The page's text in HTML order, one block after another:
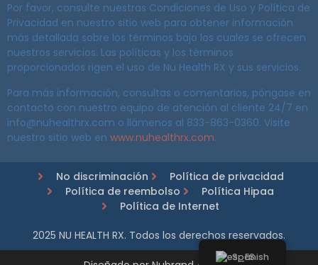
Por favor, consulte nuestras Condiciones de Uso y Política de
Privacidad en nuestro sitio web para obtener información
más detallada sobre los términos bajo los cuales se ofrecen
nuestros servicios. Las políticas y los términos
proporcionados rigen el uso de Nu Health RX y sus servicios.
Para más información, consultas o comentarios, póngase en
contacto con nuestro equipo de atención al cliente 24/7 en
info@nuhealthrx.com o llámenos al 833-863-0360. Visite
nuestro sitio web en www.nuhealthrx.com.
No discriminación
Política de privacidad
Política de reembolso
Política Hipaa
Política de Internet
2025 NU HEALTH RX. Todos los derechos reservados.
Spanish